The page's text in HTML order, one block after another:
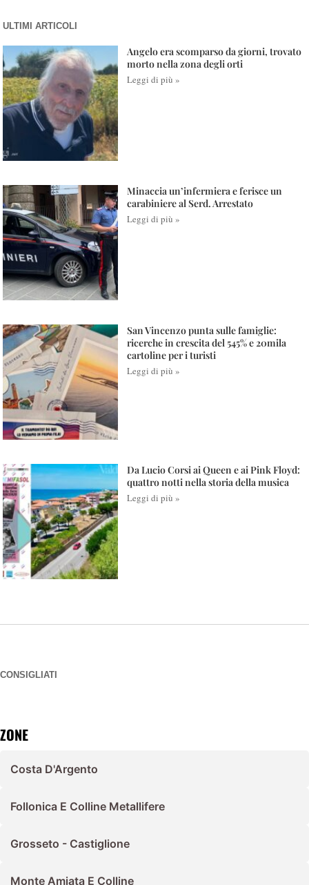
ULTIMI ARTICOLI
Angelo era scomparso da giorni, trovato
morto nella zona degli orti
Leggi di più »
Minaccia un’infermiera e ferisce un
carabiniere al Serd. Arrestato
Leggi di più »
San Vincenzo punta sulle famiglie:
ricerche in crescita del 545% e 20mila
cartoline per i turisti
Leggi di più »
Da Lucio Corsi ai Queen e ai Pink Floyd:
quattro notti nella storia della musica
Leggi di più »
CONSIGLIATI
ZONE
Costa D'Argento
Follonica E Colline Metallifere
Grosseto - Castiglione
Monte Amiata E Colline